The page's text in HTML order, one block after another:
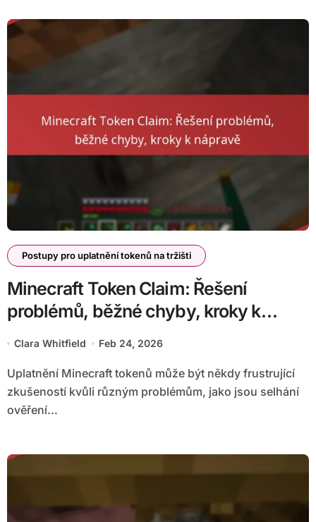
Postupy pro uplatnění tokenů na tržišti
Minecraft Token Claim: Řešení
problémů, běžné chyby, kroky k
nápravě
Clara Whitfield Feb 24, 2026
Uplatnění Minecraft tokenů může být někdy frustrující
zkušeností kvůli různým problémům, jako jsou selhání
ověření...